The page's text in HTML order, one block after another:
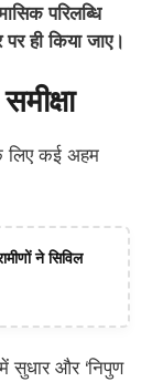
परिलब्धि
ही किया जाए।
लिए कई अहम
ने सिविल
सुधार और ‘निपुण